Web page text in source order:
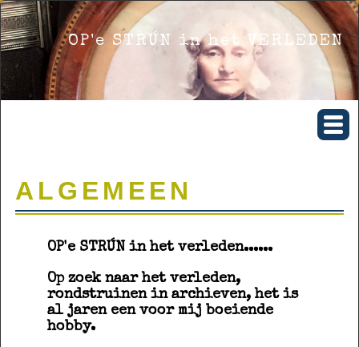
OP'e STRÚN in het VERLEDEN
ALGEMEEN
OP'e STRÚN in het verleden......
Op zoek naar het verleden,
rondstruinen in archieven, het is
al jaren een voor mij boeiende
hobby.